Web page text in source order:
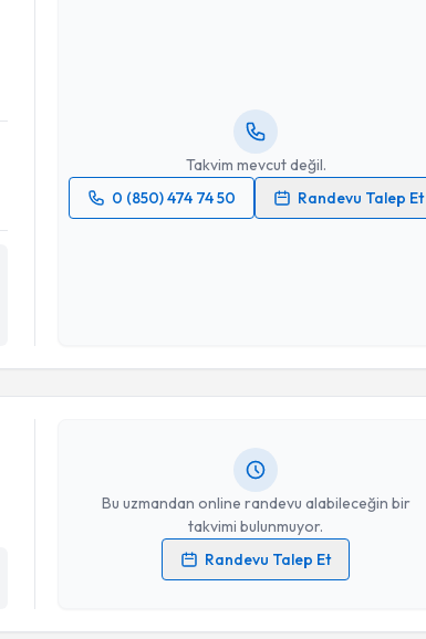
Takvim mevcut değil.
0 (850) 474 74 50
Randevu Talep Et
Bu uzmandan online randevu alabileceğin bir
takvimi bulunmuyor.
Randevu Talep Et
Kişisel verilerimin işlenmesine ilişkinAydınlatma Metni
işlenmesini kabul ediyorum.
Randevu Takvimi Talebi